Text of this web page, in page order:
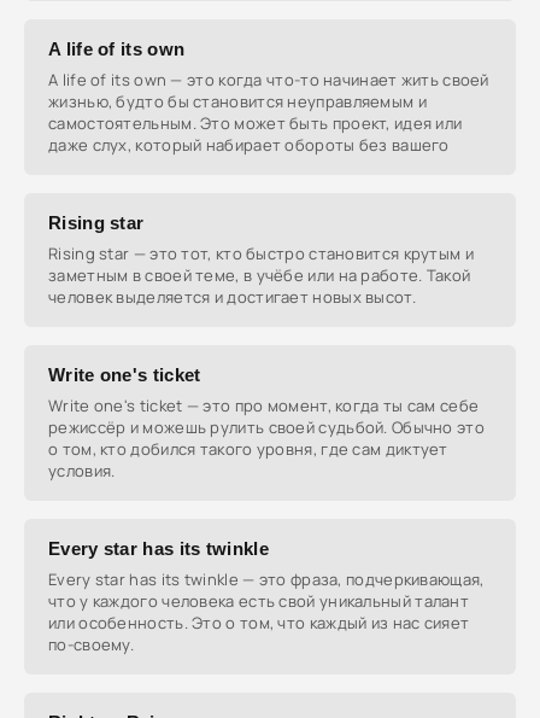
A life of its own
A life of its own — это когда что-то начинает жить своей
жизнью, будто бы становится неуправляемым и
самостоятельным. Это может быть проект, идея или
даже слух, который набирает обороты без вашего
Rising star
Rising star — это тот, кто быстро становится крутым и
заметным в своей теме, в учёбе или на работе. Такой
человек выделяется и достигает новых высот.
Write one's ticket
Write one's ticket — это про момент, когда ты сам себе
режиссёр и можешь рулить своей судьбой. Обычно это
о том, кто добился такого уровня, где сам диктует
условия.
Every star has its twinkle
Every star has its twinkle — это фраза, подчеркивающая,
что у каждого человека есть свой уникальный талант
или особенность. Это о том, что каждый из нас сияет
по-своему.